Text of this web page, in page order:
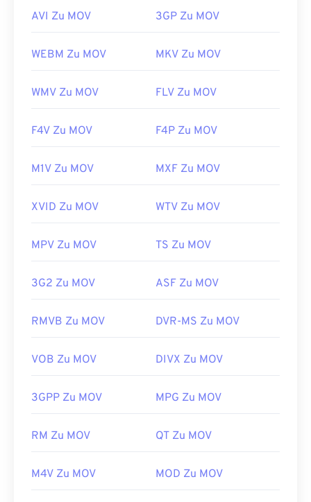
AVI Zu MOV 3GP Zu MOV
WEBM Zu MOV MKV Zu MOV
WMV Zu MOV FLV Zu MOV
F4V Zu MOV F4P Zu MOV
M1V Zu MOV MXF Zu MOV
XVID Zu MOV WTV Zu MOV
MPV Zu MOV TS Zu MOV
3G2 Zu MOV ASF Zu MOV
RMVB Zu MOV DVR-MS Zu MOV
VOB Zu MOV DIVX Zu MOV
3GPP Zu MOV MPG Zu MOV
RM Zu MOV QT Zu MOV
M4V Zu MOV MOD Zu MOV